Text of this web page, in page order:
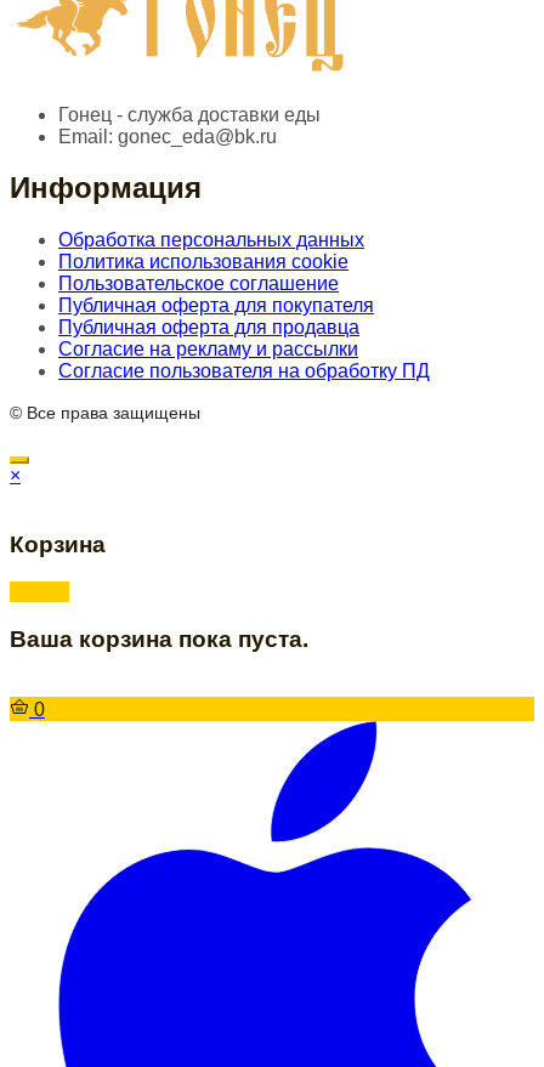
Гонец - служба доставки еды
Email: gonec_eda@bk.ru
Информация
Обработка персональных данных
Политика использования cookie
Пользовательское соглашение
Публичная оферта для покупателя
Публичная оферта для продавца
Согласие на рекламу и рассылки
Согласие пользователя на обработку ПД
© Все права защищены
×
Корзина
Ваша корзина пока пуста.
0